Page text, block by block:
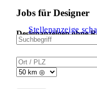
Jobs für Designer
Designanzeigen ohne
Stellenanzeige